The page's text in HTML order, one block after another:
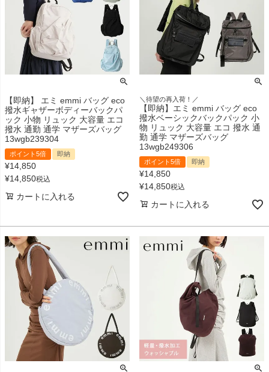
【即納】 エミ emmi バッグ eco
撥水ギャザーボディーバックパ
ック 小物 リュック 大容量 エコ
撥水 通勤 通学 マザーズバッグ
13wgb239304
ポイント5倍 即納
¥14,850
¥14,850税込
カートに入れる
＼待望の再入荷！／
【即納】エミ emmi バッグ eco
撥水ベーシックバックパック 小
物 リュック 大容量 エコ 撥水 通
勤 通学 マザーズバッグ
13wgb249306
ポイント5倍 即納
¥14,850
¥14,850税込
カートに入れる